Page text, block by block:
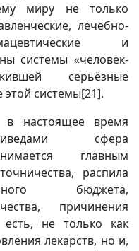
миру не только
лечебно-
и
системы «человек-
серьёзные
системы[21].
в настоящее время
сфера
главным
распила
бюджета,
причинения
не только как
лекарств, но и,